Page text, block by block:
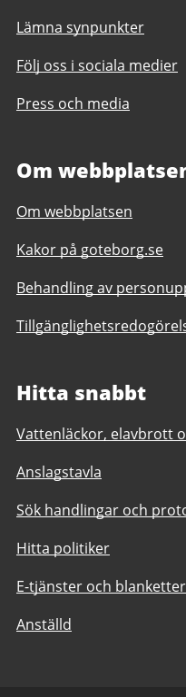
Lämna synpunkter
Följ oss i sociala medier
Press och media
Om
Om webbplatsen
Kakor på goteborg.se
Behandling av
Hitta snabbt
Vattenläckor, elavbrott
Anslagstavla
Sök handlingar och
Hitta politiker
E-tjänster och blanketter
Anställd